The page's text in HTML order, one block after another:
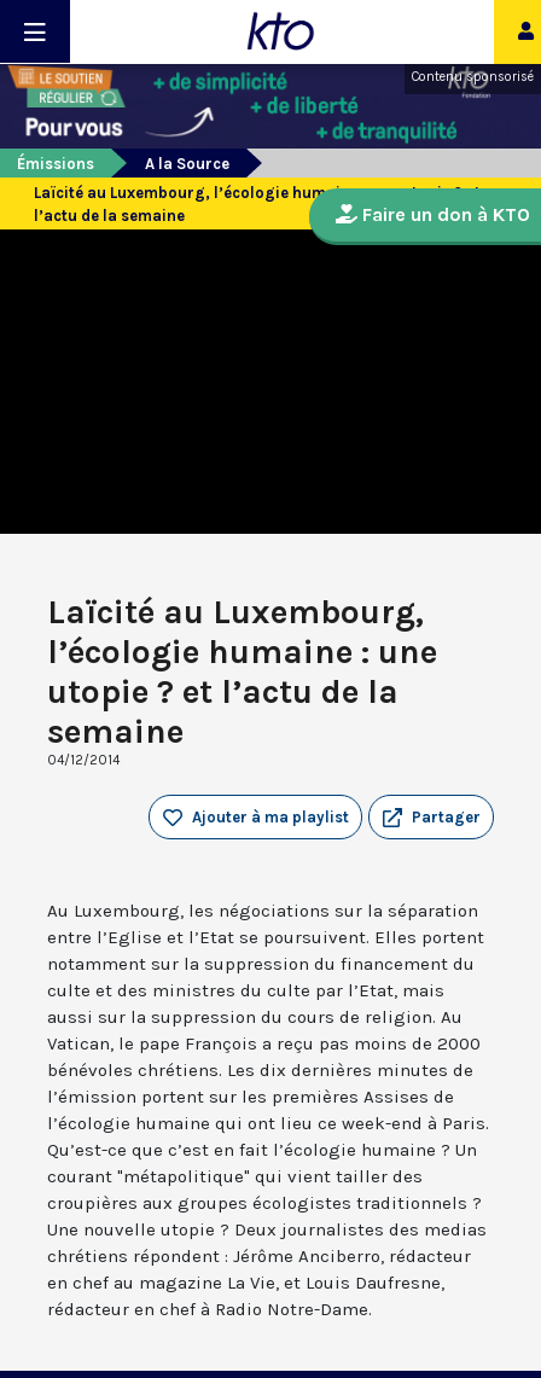
Contenu sponsorisé
Émissions
A la Source
Laïcité au Luxembourg, l’écologie humaine : une utopie ? et
l’actu de la semaine
Laïcité au Luxembourg,
l’écologie humaine : une
utopie ? et l’actu de la
semaine
04/12/2014
Partager
Ajouter à ma playlist
Au Luxembourg, les négociations sur la séparation
entre l’Eglise et l’Etat se poursuivent. Elles portent
notamment sur la suppression du financement du
culte et des ministres du culte par l’Etat, mais
aussi sur la suppression du cours de religion. Au
Vatican, le pape François a reçu pas moins de 2000
bénévoles chrétiens. Les dix dernières minutes de
l’émission portent sur les premières Assises de
l’écologie humaine qui ont lieu ce week-end à Paris.
Qu’est-ce que c’est en fait l’écologie humaine ? Un
courant "métapolitique" qui vient tailler des
croupières aux groupes écologistes traditionnels ?
Une nouvelle utopie ? Deux journalistes des medias
chrétiens répondent : Jérôme Anciberro, rédacteur
en chef au magazine La Vie, et Louis Daufresne,
rédacteur en chef à Radio Notre-Dame.
Faire un don à KTO